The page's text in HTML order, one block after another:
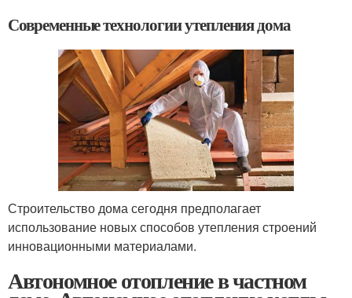
Современные технологии утепления дома
Строительство дома сегодня предполагает
использование новых способов утепления строений
инновационными материалами.
Автономное отопление в частном